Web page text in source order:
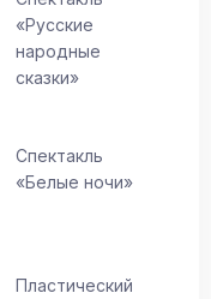
«Русские
народные
сказки»
Спектакль
«Белые ночи»
Пластический